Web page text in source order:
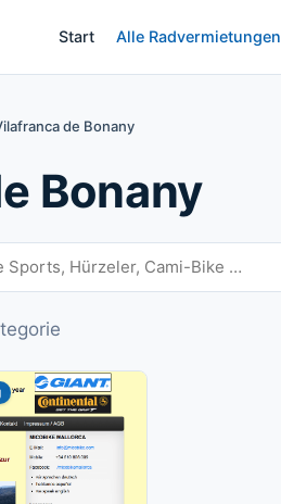
Start
– Radverleih Mallorca
Alle Radvermietungen
de Bonany
Bonany